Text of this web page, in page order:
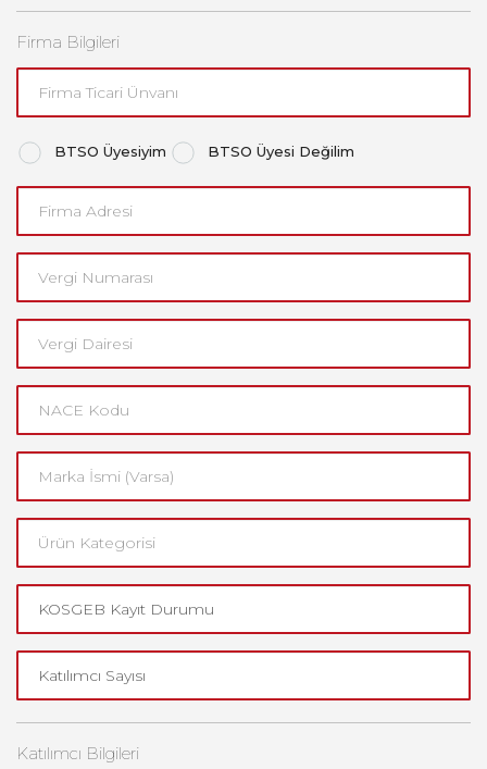
Firma Bilgileri
BTSO Üyesiyim BTSO Üyesi Değilim
Katılımcı Bilgileri